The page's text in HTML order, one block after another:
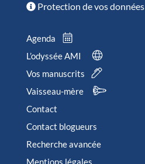
Protection de vos données
Agenda
L’odyssée AMI
Vos manuscrits
Vaisseau-mère
Contact
Contact blogueurs
Recherche avancée
Mentions légales